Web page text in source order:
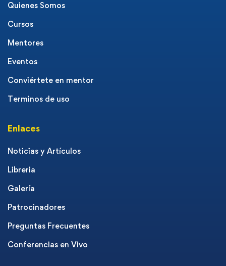
Quienes Somos
Cursos
Mentores
Eventos
Conviértete en mentor
Terminos de uso
Enlaces
Noticias y Artículos
Libreria
Galería
Patrocinadores
Preguntas Frecuentes
Conferencias en Vivo